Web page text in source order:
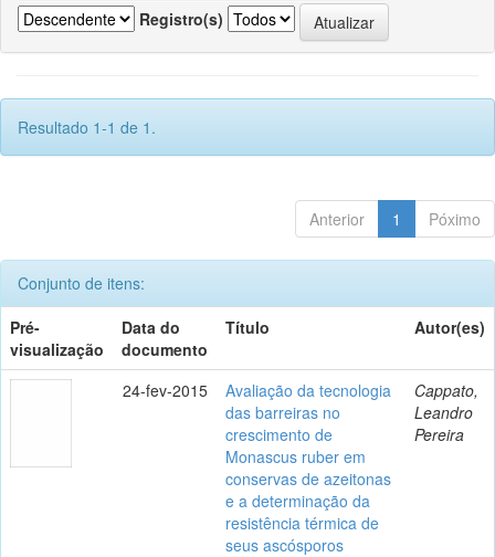
Registro(s)
Resultado 1-1 de 1.
Anterior 1 Póximo
Conjunto de itens:
Pré-
visualização
Data do
documento
Título Autor(es)
24-fev-2015
Avaliação da tecnologia
das barreiras no
crescimento de
Monascus ruber em
conservas de azeitonas
e a determinação da
resistência térmica de
seus ascósporos
Cappato,
Leandro
Pereira